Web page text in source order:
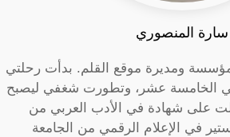
سارة المنصوري
مؤسسة ومديرة موقع القلم. بدأت رحلتي
في الخامسة عشر، وتطورت شغفي ليصبح
على شهادة في الأدب العربي من
في الإعلام الرقمي من الجامعة